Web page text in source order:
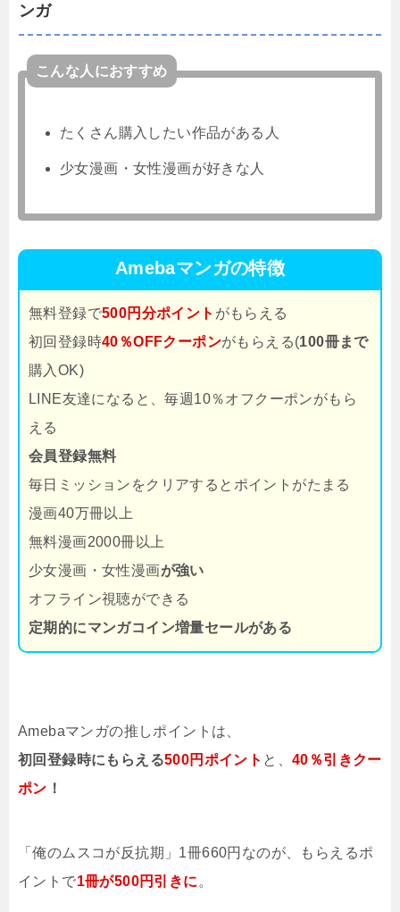
ンガ
こんな人におすすめ
たくさん購入したい作品がある人
少女漫画・女性漫画が好きな人
Amebaマンガの特徴
無料登録で500円分ポイント がもらえる
初回登録時40％OFFクーポンがもらえる(100冊まで
購入OK)
LINE友達になると、毎週10％オフクーポンがもら
える
会員登録無料
毎日ミッションをクリアするとポイントがたまる
漫画40万冊以上
無料漫画2000冊以上
少女漫画・女性漫画が強い
オフライン視聴ができる
定期的にマンガコイン増量セールがある
Amebaマンガの推しポイントは、
初回登録時にもらえる500円ポイント と、40％引きクー
ポン ！
「俺のムスコが反抗期」1冊660円なのが、もらえるポ
イントで1冊が500円引きに 。